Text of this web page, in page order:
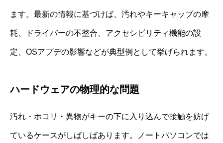
ます。最新の情報に基づけば、汚れやキーキャップの摩
耗、ドライバーの不整合、アクセシビリティ機能の設
定、OSアプデの影響などが典型例として挙げられます。
ハードウェアの物理的な問題
汚れ・ホコリ・異物がキーの下に入り込んで接触を妨げ
ているケースがしばしばあります。ノートパソコンでは